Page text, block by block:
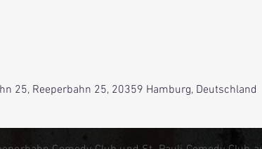
25, Reeperbahn 25, 20359 Hamburg, Deutschland